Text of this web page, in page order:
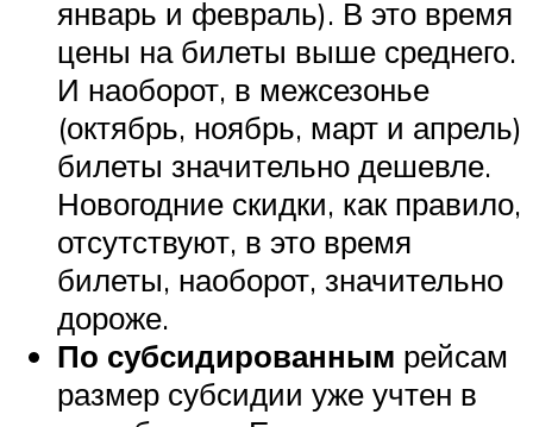
январь и февраль). В это время
цены на билеты выше среднего.
И наоборот, в межсезонье
(октябрь, ноябрь, март и апрель)
билеты значительно дешевле.
Новогодние скидки, как правило,
отсутствуют, в это время
билеты, наоборот, значительно
дороже.
По субсидированным рейсам
размер субсидии уже учтен в